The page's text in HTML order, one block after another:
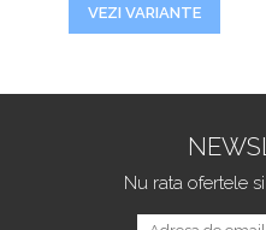
VEZI VARIANTE
Nu rata ofertele